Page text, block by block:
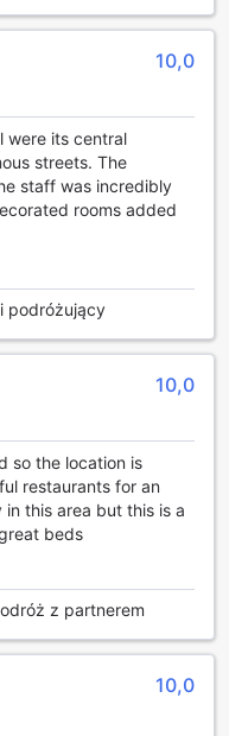
do treningu siłowego,
siebie.
intensywnego
skorzystania z
profesjonalnymi
goście
jakie oferuje
jednocześnie o
Lane Hotel
miejsce, które łączy
Goście mogą
co pozwala na
porze dnia i nocy.
na sucho
związane z praniem i
potrzebują
hotel oferuje
oraz ekspresowe
ułatwia
usługi konsjerża, które
w Londynie. Dla
do ekskluzywnego
atut, oferując
10,0
were its central
streets. The
staff was incredibly
rooms added
podróżujący
10,0
so the location is
restaurants for an
this area but this is a
beds
z partnerem
10,0